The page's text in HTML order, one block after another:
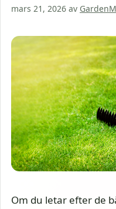
mars 21, 2026 av
Om du letar efter de